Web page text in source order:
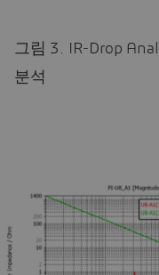
그림 3. IR-Drop
분석